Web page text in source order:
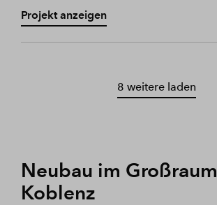
Projekt anzeigen
8 weitere laden
Neubau im Großraum
Koblenz